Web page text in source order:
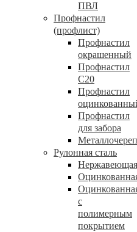
ПВЛ
Профнастил
(профлист)
Профнастил
окрашенный
Профнастил
С20
Профнастил
Профнастил
для забора
Рулонная сталь
Нержавеющая
с
полимерным
покрытием